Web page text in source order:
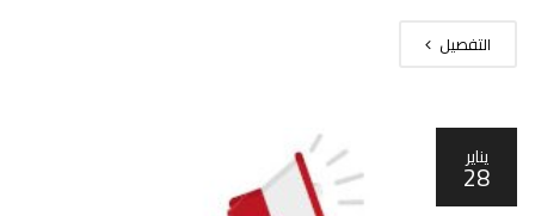
التفصيل
يناير
28